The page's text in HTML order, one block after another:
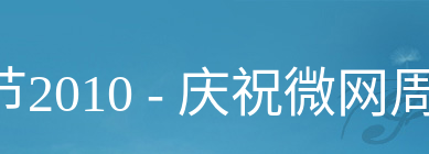
2010 - 庆祝微网